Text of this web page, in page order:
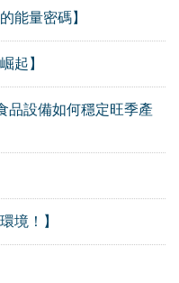
能量密碼】
起】
品設備如何穩定旺季產
境！】